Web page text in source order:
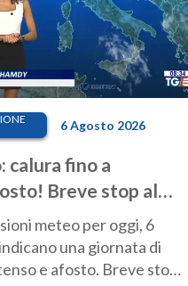
6 Agosto 2026
calura fino a
Breve stop al
7 e 9 agosto
meteo per oggi, 6
una giornata di
e afosto. Breve stop